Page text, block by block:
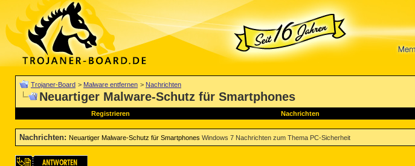
Trojaner-Board > Malware entfernen > Nachrichten
Neuartiger Malware-Schutz für Smartphones
Registrieren Nachrichten
Nachrichten: Neuartiger Malware-Schutz für Smartphones Windows 7 Nachrichten zum Thema PC-Sicherheit